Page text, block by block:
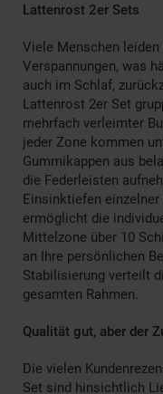
Lattenrost 2er Sets
Viele Menschen
Verspannungen, was
auch im Schlaf,
Lattenrost 2er Set
mehrfach verleimter
jeder Zone kommen
Gummikappen aus
die Federleisten
Einsinktiefen
ermöglicht die
Mittelzone über 10
an Ihre persönlichen
Stabilisierung verteilt
gesamten Rahmen.
Qualität gut, aber der
Die vielen
Set sind hinsichtlich